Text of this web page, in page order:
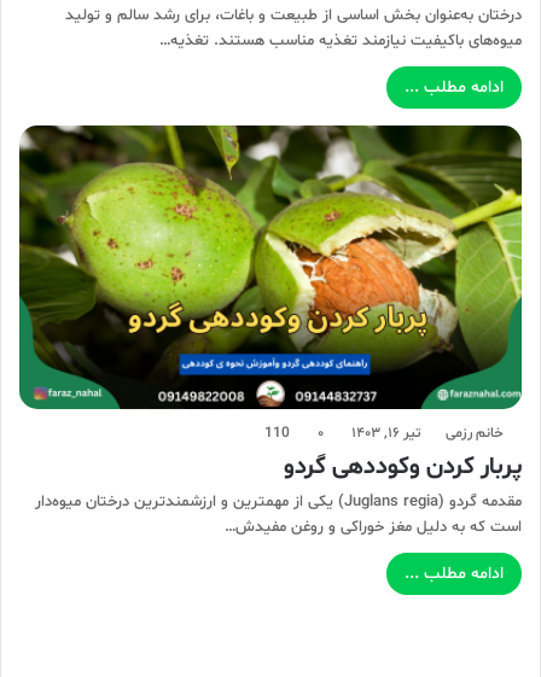
درختان به‌عنوان بخش اساسی از طبیعت و باغات، برای رشد سالم و تولید
میوه‌های باکیفیت نیازمند تغذیه مناسب هستند. تغذیه…
ادامه مطلب ...
خانم رزمی تیر ۱۶, ۱۴۰۳ ۰ 110
پربار کردن وکوددهی گردو
مقدمه گردو (Juglans regia) یکی از مهمترین و ارزشمندترین درختان میوه‌دار
است که به دلیل مغز خوراکی و روغن مفیدش…
ادامه مطلب ...